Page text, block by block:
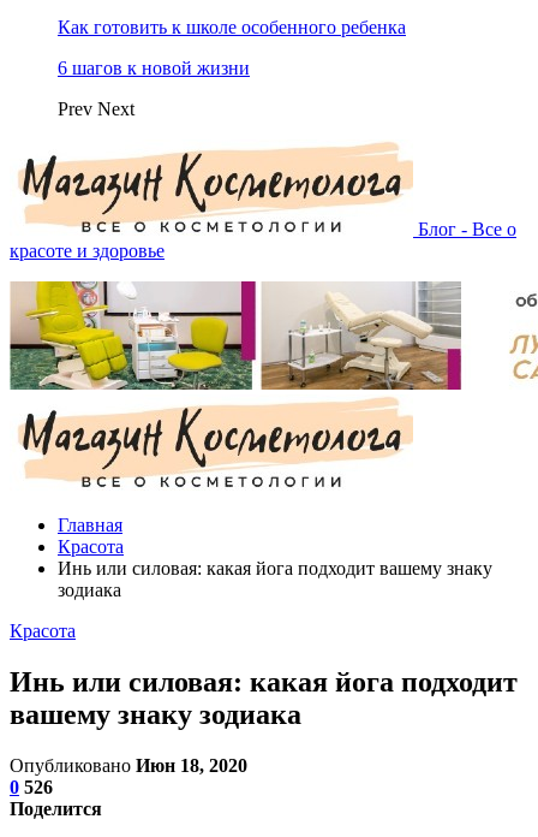
Как готовить к школе особенного ребенка
6 шагов к новой жизни
Prev Next
Блог - Все о
красоте и здоровье
Главная
Красота
Инь или силовая: какая йога подходит вашему знаку
зодиака
Красота
Инь или силовая: какая йога подходит
вашему знаку зодиака
Опубликовано Июн 18, 2020
0 526
Поделится